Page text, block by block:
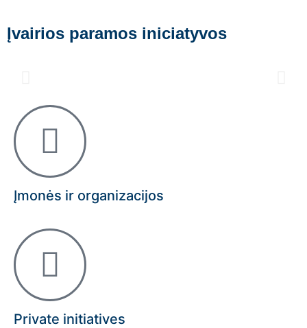
Įvairios paramos iniciatyvos
Įmonės ir organizacijos
Private initiatives